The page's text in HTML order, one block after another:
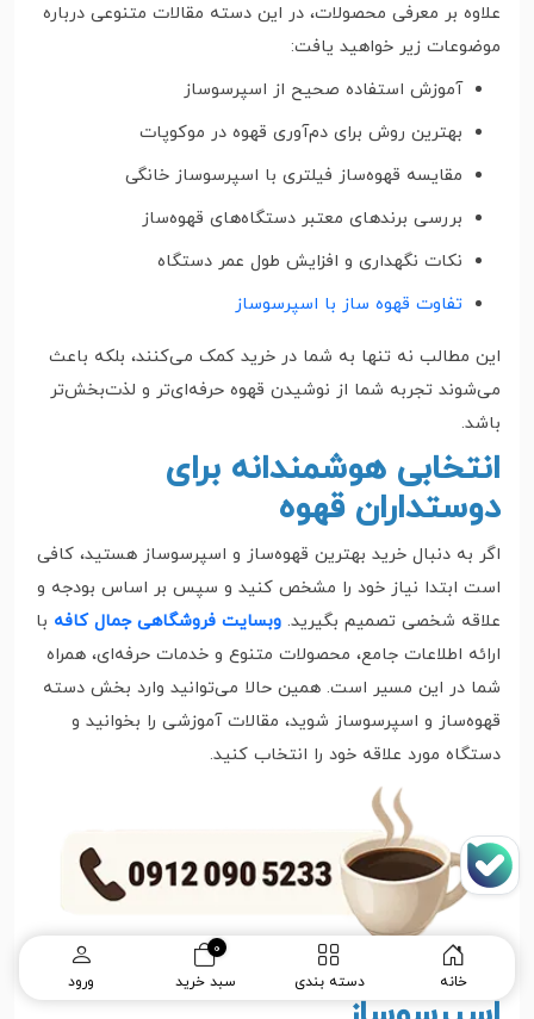
خانه دسته بندی سبد خرید
0
ورود
علاوه بر معرفی محصولات، در این دسته مقالات متنوعی درباره
موضوعات زیر خواهید یافت:
آموزش استفاده صحیح از اسپرسوساز
بهترین روش برای دم‌آوری قهوه در موکوپات
مقایسه قهوه‌ساز فیلتری با اسپرسوساز خانگی
بررسی برندهای معتبر دستگاه‌های قهوه‌ساز
نکات نگهداری و افزایش طول عمر دستگاه
تفاوت قهوه ساز با اسپرسوساز
این مطالب نه تنها به شما در خرید کمک می‌کنند، بلکه باعث
می‌شوند تجربه شما از نوشیدن قهوه حرفه‌ای‌تر و لذت‌بخش‌تر
باشد.
انتخابی هوشمندانه برای
دوستداران قهوه
اگر به دنبال خرید بهترین قهوه‌ساز و اسپرسوساز هستید، کافی
است ابتدا نیاز خود را مشخص کنید و سپس بر اساس بودجه و
علاقه شخصی تصمیم بگیرید. وبسایت فروشگاهی جمال کافه با
ارائه اطلاعات جامع، محصولات متنوع و خدمات حرفه‌ای، همراه
شما در این مسیر است. همین حالا می‌توانید وارد بخش دسته
قهوه‌ساز و اسپرسوساز شوید، مقالات آموزشی را بخوانید و
دستگاه مورد علاقه خود را انتخاب کنید.
سوالات متداول درباره قهوه‌ساز و